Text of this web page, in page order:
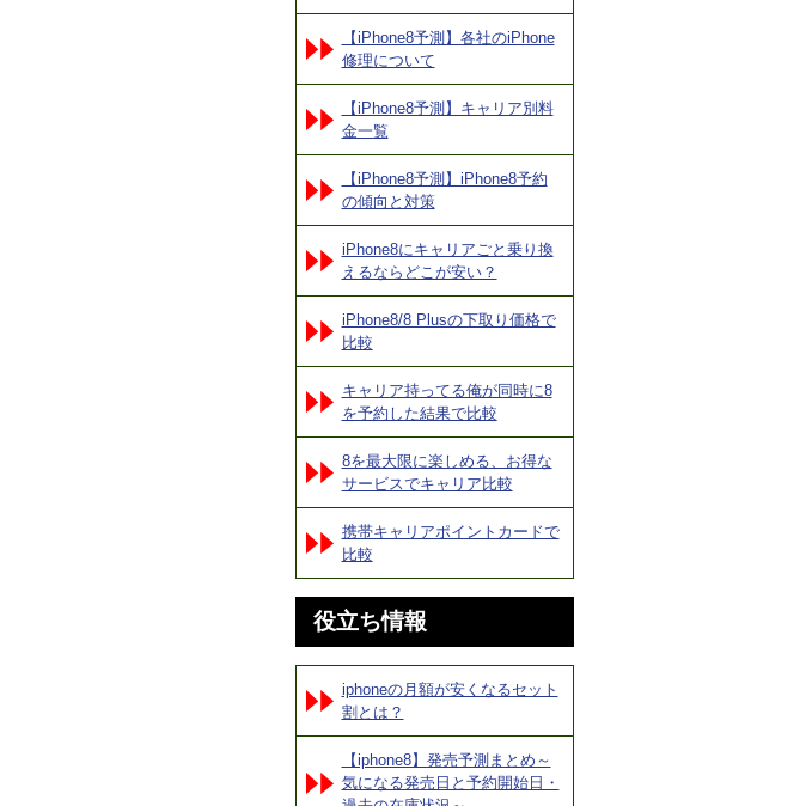
【iPhone8予測】各社のiPhone
修理について
【iPhone8予測】キャリア別料
金一覧
【iPhone8予測】iPhone8予約
の傾向と対策
iPhone8にキャリアごと乗り換
えるならどこが安い？
iPhone8/8 Plusの下取り価格で
比較
キャリア持ってる俺が同時に8
を予約した結果で比較
8を最大限に楽しめる、お得な
サービスでキャリア比較
携帯キャリアポイントカードで
比較
役立ち情報
iphoneの月額が安くなるセット
割とは？
【iphone8】発売予測まとめ～
気になる発売日と予約開始日・